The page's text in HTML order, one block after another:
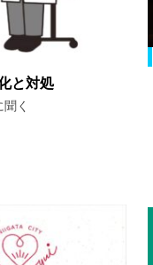
と対処
く